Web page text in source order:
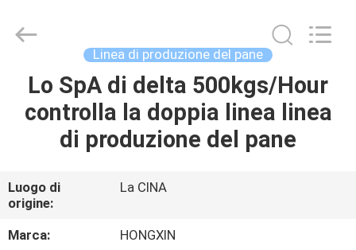
CASA.
PRODOTTI
SPETTACOLO
VR
Food
Machinery
Reserved.
Linea di produzione del pane
Lo SpA di delta 500kgs/Hour
controlla la doppia linea linea
di produzione del pane
Luogo di
origine:
La CINA
Marca:
HONGXIN